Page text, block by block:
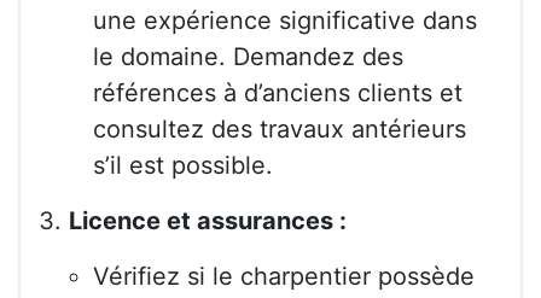
une expérience significative dans
le domaine. Demandez des
références à d’anciens clients et
consultez des travaux antérieurs
s’il est possible.
Licence et assurances :
Vérifiez si le charpentier possède